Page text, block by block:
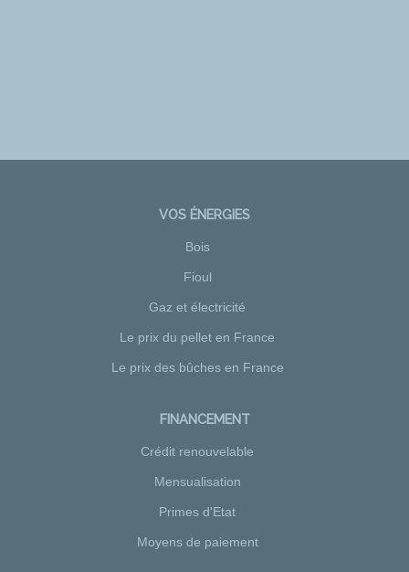
VOS ÉNERGIES
Bois
Fioul
Gaz et électricité
Le prix du pellet en France
Le prix des bûches en France
FINANCEMENT
Crédit renouvelable
Mensualisation
Primes d'Etat
Moyens de paiement